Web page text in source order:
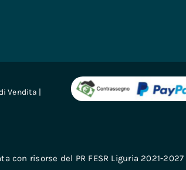
Vendita |
con risorse del PR FESR Liguria 2021-2027